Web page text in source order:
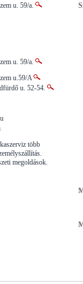
u. 59/a.
u. 59/a.
u.59/A
u. 52-54.
több
megoldások.